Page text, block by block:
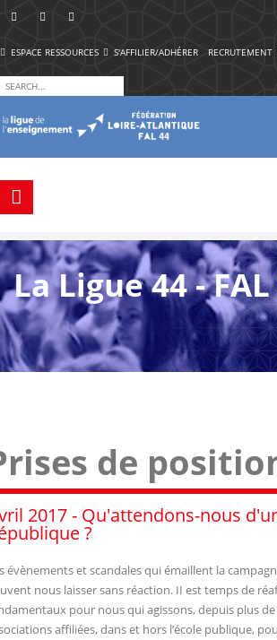
ESPACE RESSOURCES S'AFFILIER/ADHÉRER RECRUTEMENT
La Ligue 44 -
de
2017 - Qu'attendons-nous
?
évènements et scandales qui émaillent la
nous laisser sans réaction. II est temps de
pour nous qui agissons, depuis plus de
affiliées, dans et hors l’école publique,